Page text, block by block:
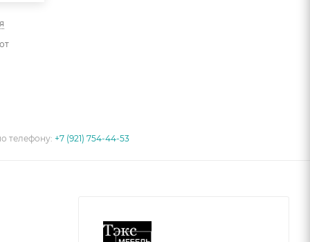
телефону:+7 (921) 754-44-53